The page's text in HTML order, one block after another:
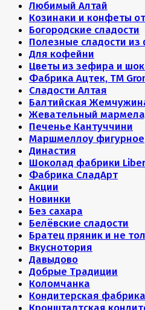
Любимый Алтай
Козинаки и конфеты
Богородские сладости
Полезные сладости из
Для кофейни
Цветы из зефира и
Фабрика Ацтек, ТМ
Сладости Алтая
Балтийская
Жевательный
Печенье Кантуччини
Маршмеллоу фигурное
Династия
Шоколад фабрики
Фабрика СладАрт
Акции
Новинки
Без сахара
Белёвские сладости
Братец пряник и не
Вкуснотория
Давыдово
Добрые Традиции
Коломчанка
Кондитерская
Кронштадтская